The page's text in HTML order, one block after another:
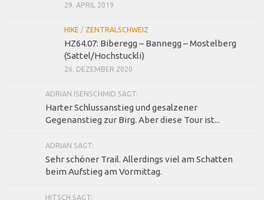
29. APRIL 2019
HIKE / ZENTRALSCHWEIZ
HZ64.07: Biberegg – Bannegg – Mostelberg
(Sattel/Hochstuckli)
26. DEZEMBER 2020
ADRIAN ISENSCHMID SAGT:
Harter Schlussanstieg und gesalzener
Gegenanstieg zur Birg. Aber diese Tour ist...
ADRIAN SAGT:
Sehr schöner Trail. Allerdings viel am Schatten
beim Aufstieg am Vormittag.
HITSCH SAGT: